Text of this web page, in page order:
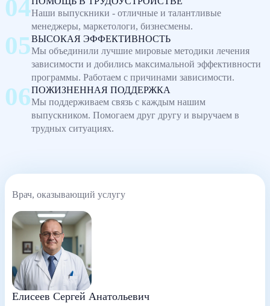
Наши выпускники - отличные и талантливые
менеджеры, маркетологи, бизнесмены.
ВЫСОКАЯ ЭФФЕКТИВНОСТЬ
Мы объединили лучшие мировые методики лечения
зависимости и добились максимальной эффективности
программы. Работаем с причинами зависимости.
ПОЖИЗНЕННАЯ ПОДДЕРЖКА
Мы поддерживаем связь с каждым нашим
выпускником. Помогаем друг другу и выручаем в
трудных ситуациях.
Врач, оказывающий услугу
Елисеев Сергей Анатольевич